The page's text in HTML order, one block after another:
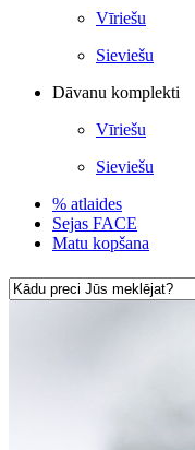
Vīriešu
Sieviešu
Dāvanu komplekti
Vīriešu
Sieviešu
% atlaides
Sejas FACE
Matu kopšana